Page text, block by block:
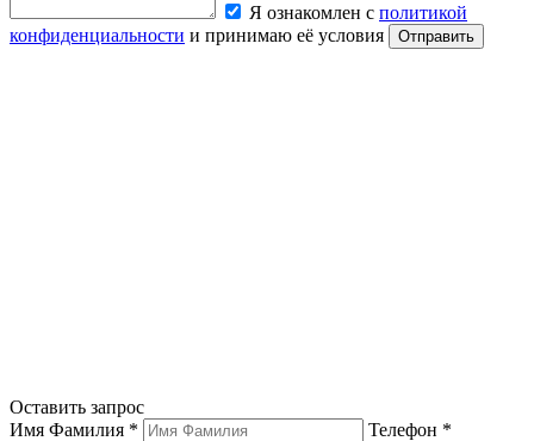
Я ознакомлен с политикой
конфиденциальности и принимаю её условия Отправить
Оставить запрос
Имя Фамилия *
Телефон *